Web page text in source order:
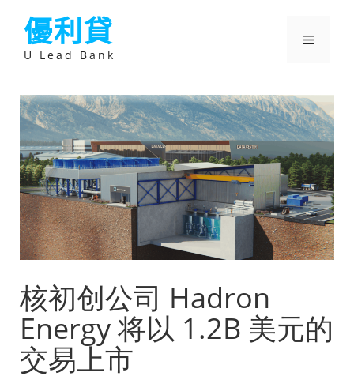
優利貸
U Lead Bank
選
核初创公司 Hadron
Energy 将以 1.2B 美元的
交易上市